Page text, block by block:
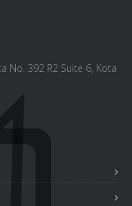
No. 392 R2 Suite 6, Kota